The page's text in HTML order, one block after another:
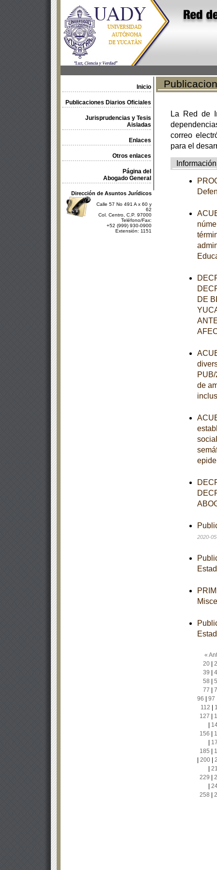
Inicio
Publicaciones Diarios Oficiales
Jurisprudencias y Tesis
Aisladas
Enlaces
Otros enlaces
Página del
Abogado General
Dirección de Asuntos Jurídicos
Calle 57 No 491 A x 60 y
62
Col. Centro, C.P. 97000
Teléfono/Fax:
+52 (999) 930-0900
Extensión: 1151
La Red de
correo
para el
Información
DE
de
2020-
«
20|
39
58
77
96
97
112
127
156
185
200|
229
258